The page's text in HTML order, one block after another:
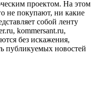
проектом. На этом
не покупают, ни какие
собой ленту
kommersant.ru,
без искажения,
публикуемых новостей